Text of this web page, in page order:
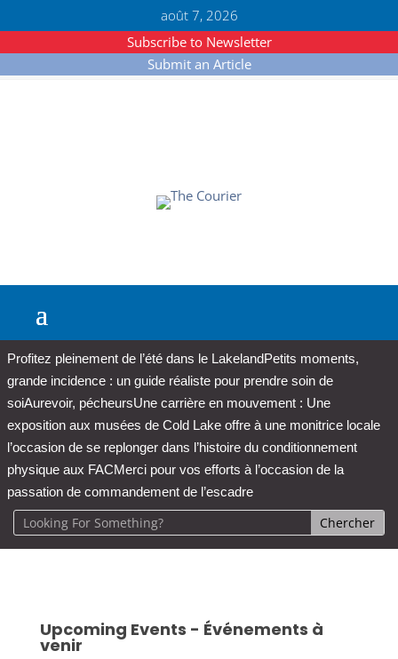
août 7, 2026
Subscribe to Newsletter
Submit an Article
Profitez pleinement de l’été dans le LakelandPetits moments,
grande incidence : un guide réaliste pour prendre soin de
soiAurevoir, pécheursUne carrière en mouvement : Une
exposition aux musées de Cold Lake offre à une monitrice locale
l’occasion de se replonger dans l’histoire du conditionnement
physique aux FACMerci pour vos efforts à l’occasion de la
passation de commandement de l’escadre
Upcoming Events - Événements à
venir